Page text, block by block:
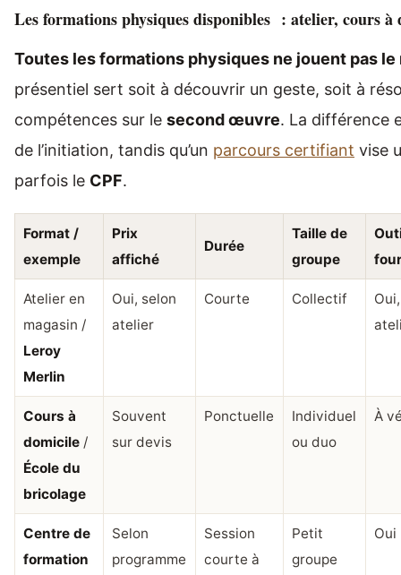
Les formations physiques disponibles : atelier, cours
Toutes les formations physiques ne jouent pas le
présentiel sert soit à découvrir un geste, soit à
compétences sur le second œuvre. La différence
de l’initiation, tandis qu’un parcours certifiant vise
parfois le CPF.
Format /
exemple
Prix
affiché
Durée
Taille de
groupe
Atelier en
magasin /
Leroy
Merlin
Oui, selon
atelier
Courte Collectif
Cours à
domicile /
École du
bricolage
Souvent
sur devis
Ponctuelle
Individuel
ou duo
À
Centre de
formation
Selon
programme
Session
courte à
Petit
groupe
Oui